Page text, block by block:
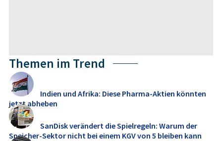
Themen im Trend
Indien und Afrika: Diese Pharma-Aktien könnten
jetzt abheben
SanDisk verändert die Spielregeln: Warum der
Speicher-Sektor nicht bei einem KGV von 5 bleiben kann